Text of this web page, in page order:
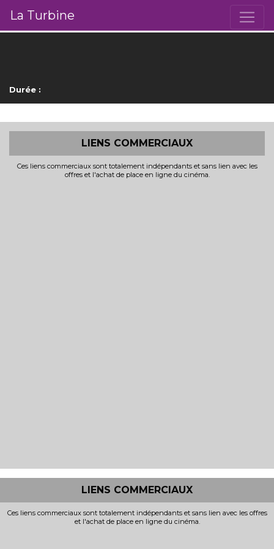
La Turbine
Durée :
LIENS COMMERCIAUX
Ces liens commerciaux sont totalement indépendants et sans lien avec les
offres et l'achat de place en ligne du cinéma.
LIENS COMMERCIAUX
Ces liens commerciaux sont totalement indépendants et sans lien avec les offres
et l'achat de place en ligne du cinéma.